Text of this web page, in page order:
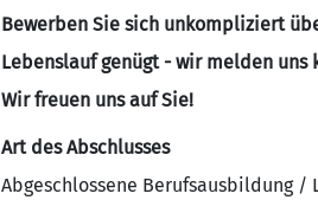
Bewerben Sie sich unkompliziert
Lebenslauf genügt - wir melden uns
Wir freuen uns auf Sie!
Art des Abschlusses
Abgeschlossene Berufsausbildung /